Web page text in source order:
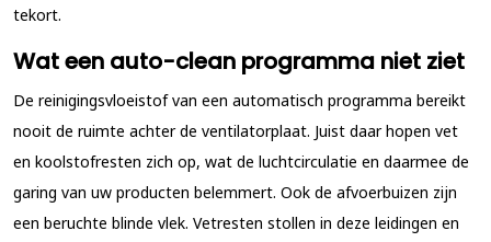
tekort.
Wat een auto-clean programma niet ziet
De reinigingsvloeistof van een automatisch programma bereikt
nooit de ruimte achter de ventilatorplaat. Juist daar hopen vet
en koolstofresten zich op, wat de luchtcirculatie en daarmee de
garing van uw producten belemmert. Ook de afvoerbuizen zijn
een beruchte blinde vlek. Vetresten stollen in deze leidingen en